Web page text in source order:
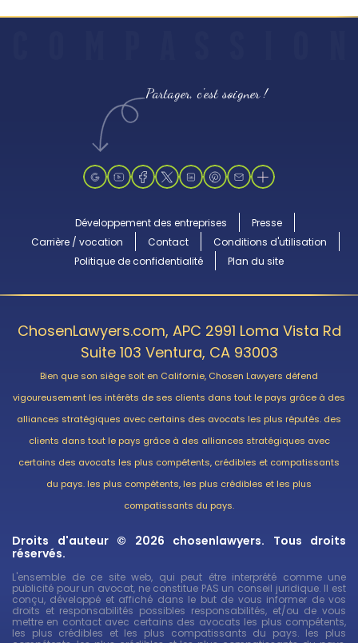
Partager, c'est soigner !
Développement des entreprises
Presse
Carrière / vocation
Contact
Conditions d'utilisation
Politique de confidentialité
Plan du site
ChosenLawyers.com, APC 2991 Loma Vista Rd
Suite 103 Ventura, CA 93003
Bien que son siège soit en Californie, Chosen Lawyers défend
vigoureusement les intérêts de ses clients dans tout le pays grâce à des
alliances stratégiques avec certains des avocats les plus réputés. des
clients dans tout le pays grâce à des alliances stratégiques avec
certains des avocats les plus compétents, crédibles et compatissants
du pays. les plus compétents, les plus crédibles et les plus
compatissants du pays.
Droits d'auteur © 2026 chosenlawyers. Tous droits
réservés.
L'ensemble de ce site web, qui peut être interprété comme une
publicité pour un avocat, ne constitue PAS un conseil juridique. Il est
conçu, développé et affiché dans le but de vous informer de vos
droits et responsabilités possibles responsabilités, et/ou de vous
mettre en contact avec certains des avocats les plus compétents,
les plus crédibles et les plus compatissants du pays. les plus